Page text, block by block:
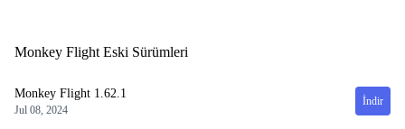
Monkey Flight Eski Sürümleri
Monkey Flight 1.62.1
Jul 08, 2024
İndir